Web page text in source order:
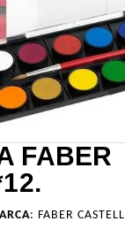
FABER
: FABER CASTELL